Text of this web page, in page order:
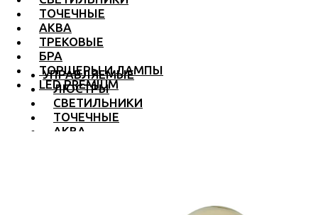
ТОЧЕЧНЫЕ
АКВА
ТРЕКОВЫЕ
БРА
ТОРШЕРЫ И ЛАМПЫ
LED PREMIUM
УПРАВЛЯЕМЫЕ
ЛЮСТРЫ
СВЕТИЛЬНИКИ
ТОЧЕЧНЫЕ
АКВА